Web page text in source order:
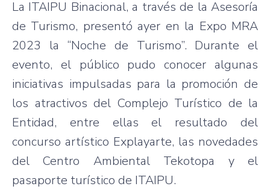
La ITAIPU Binacional, a través de la Asesoría
de Turismo, presentó ayer en la Expo MRA
2023 la “Noche de Turismo”. Durante el
evento, el público pudo conocer algunas
iniciativas impulsadas para la promoción de
los atractivos del Complejo Turístico de la
Entidad, entre ellas el resultado del
concurso artístico Explayarte, las novedades
del Centro Ambiental Tekotopa y el
pasaporte turístico de ITAIPU.